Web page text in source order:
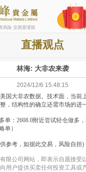
风险 交易需谨慎
直播观点
林海: 大非农来袭
2024/12/6 15:48:15
国大非农数据。技术面，当前
，结构性的确立还需市场的进
单：2608.0附近尝试轻仓做多
单）
参考，如据此交易，风险自担)
限公司网站，即表示自愿接受
用户提供买卖任何投资工具或